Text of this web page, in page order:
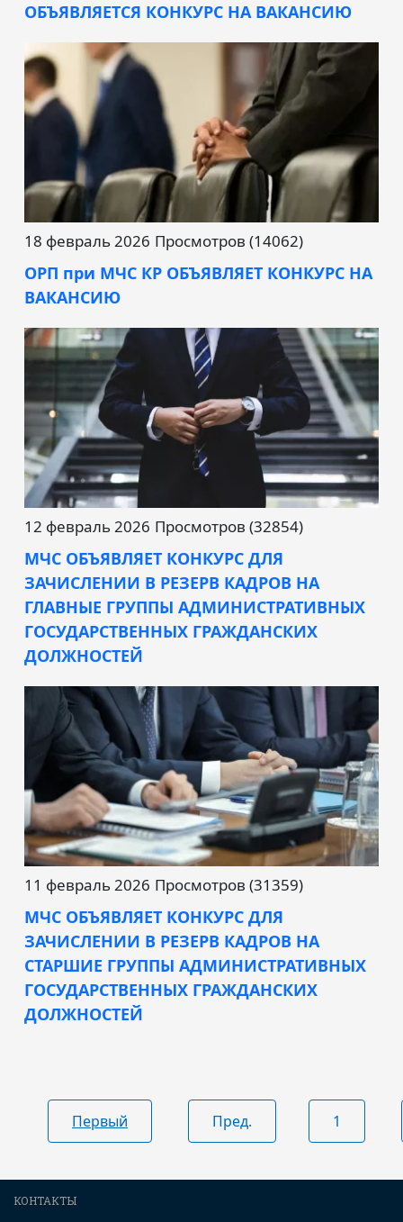
ОБЪЯВЛЯЕТСЯ КОНКУРС НА ВАКАНСИЮ
18 февраль 2026 Просмотров (14062)
ОРП при МЧС КР ОБЪЯВЛЯЕТ КОНКУРС НА
ВАКАНСИЮ
12 февраль 2026 Просмотров (32854)
МЧС ОБЪЯВЛЯЕТ КОНКУРС ДЛЯ
ЗАЧИСЛЕНИИ В РЕЗЕРВ КАДРОВ НА
ГЛАВНЫЕ ГРУППЫ АДМИНИСТРАТИВНЫХ
ГОСУДАРСТВЕННЫХ ГРАЖДАНСКИХ
ДОЛЖНОСТЕЙ
11 февраль 2026 Просмотров (31359)
МЧС ОБЪЯВЛЯЕТ КОНКУРС ДЛЯ
ЗАЧИСЛЕНИИ В РЕЗЕРВ КАДРОВ НА
СТАРШИЕ ГРУППЫ АДМИНИСТРАТИВНЫХ
ГОСУДАРСТВЕННЫХ ГРАЖДАНСКИХ
ДОЛЖНОСТЕЙ
Первый Пред. 1
КОНТАКТЫ